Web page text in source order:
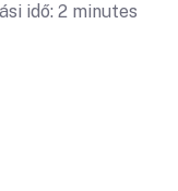
idő: 2 minutes